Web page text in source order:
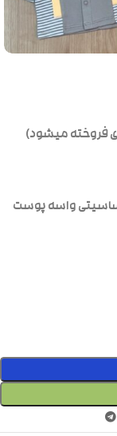
فروخته میشود)
واسه پوست